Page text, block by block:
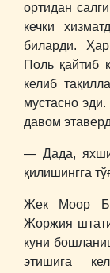
ортидан
кечки
биларди.
Поль қайтиб
келиб
мустасно
давом
― Дада,
қилишингга
Жек Моор
Жоржия
куни
этишига